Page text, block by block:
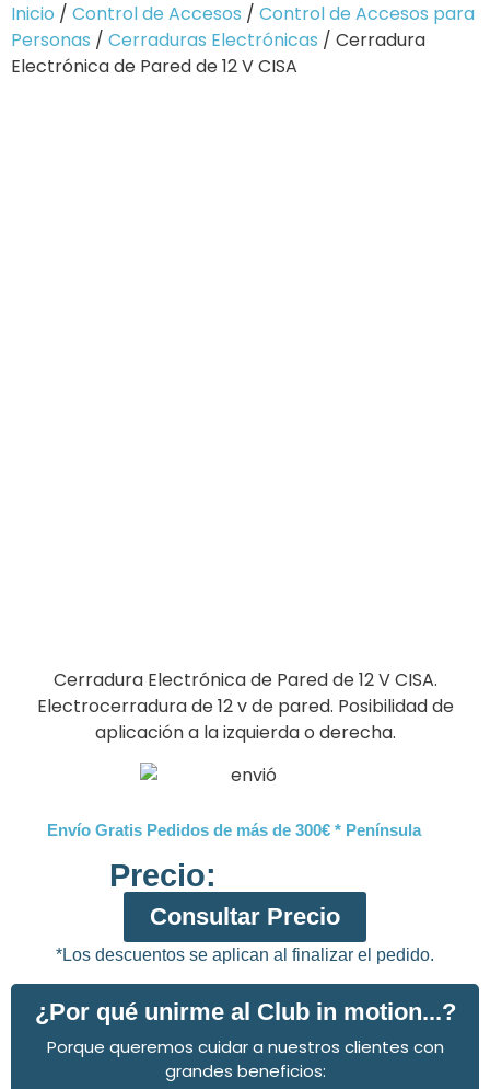
Inicio / Control de Accesos / Control de Accesos para
Personas / Cerraduras Electrónicas / Cerradura
Electrónica de Pared de 12 V CISA
Cerradura Electrónica de Pared de 12 V CISA.
Electrocerradura de 12 v de pared. Posibilidad de
aplicación a la izquierda o derecha.
Envío Gratis Pedidos de más de 300€ * Península
Precio:
Consultar Precio
*Los descuentos se aplican al finalizar el pedido.
¿Por qué unirme al Club in motion...?
Porque queremos cuidar a nuestros clientes con
grandes beneficios: